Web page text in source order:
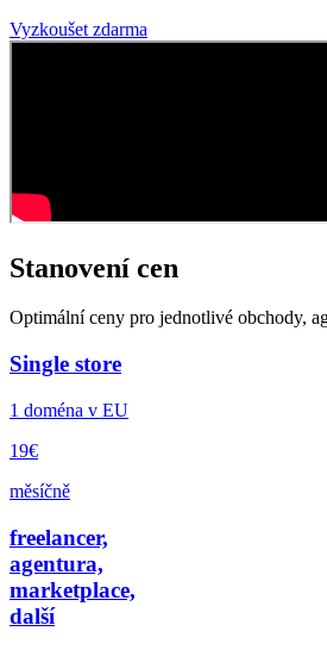
Vyzkoušet zdarma
Stanovení cen
Optimální ceny pro jednotlivé obchody,
Single store
1 doména v EU
19€
měsíčně
freelancer,
agentura,
marketplace,
další